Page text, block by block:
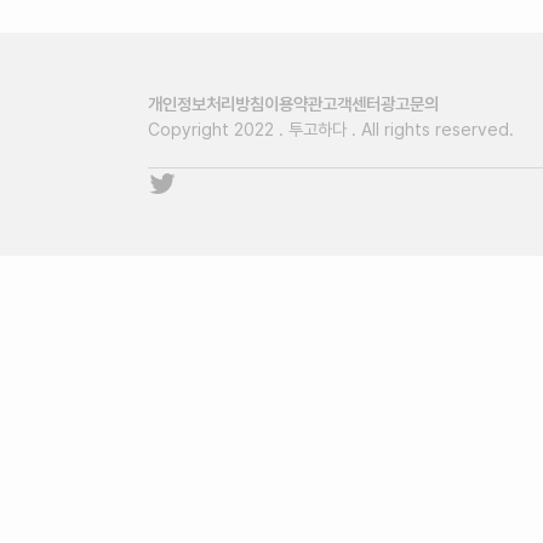
개인정보처리방침이용약관고객센터광고문의
Copyright 2022 . 투고하다 . All rights reserved.